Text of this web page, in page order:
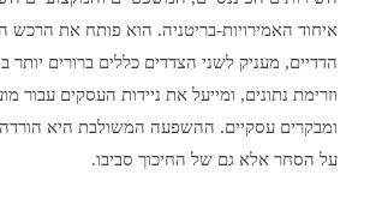
איחוד האמירויות-בריטניה. הוא פותח את הרכש
הדדיים, מעניק לשני הצדדים כללים ברורים יותר
וזרימת נתונים, ומייעל את ניידות העסקים עבור
ומבקרים עסקיים. ההשפעה המשולבת היא
על הסחר אלא גם של החיכוך סביבו.